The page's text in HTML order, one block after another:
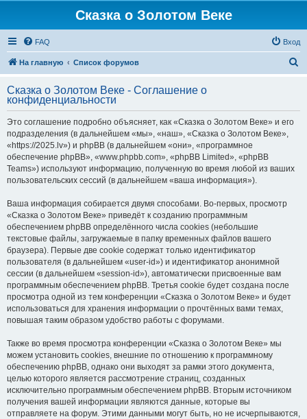
Сказка о Золотом Веке
FAQ Вход
На главную Список форумов
с
Сказка о Золотом Веке - Соглашение о
конфиденциальности
Это соглашение подробно объясняет, как «Сказка о Золотом Веке» и его
подразделения (в дальнейшем «мы», «наш», «Сказка о Золотом Веке»,
«https://2025.lv») и phpBB (в дальнейшем «они», «программное
обеспечение phpBB», «www.phpbb.com», «phpBB Limited», «phpBB
Teams») используют информацию, полученную во время любой из ваших
пользовательских сессий (в дальнейшем «ваша информация»).
Ваша информация собирается двумя способами. Во-первых, просмотр
«Сказка о Золотом Веке» приведёт к созданию программным
обеспечением phpBB определённого числа cookies (небольшие
текстовые файлы, загружаемые в папку временных файлов вашего
браузера). Первые две cookie содержат только идентификатор
пользователя (в дальнейшем «user-id») и идентификатор анонимной
сессии (в дальнейшем «session-id»), автоматически присвоенные вам
программным обеспечением phpBB. Третья cookie будет создана после
просмотра одной из тем конференции «Сказка о Золотом Веке» и будет
использоваться для хранения информации о прочтённых вами темах,
повышая таким образом удобство работы с форумами.
Также во время просмотра конференции «Сказка о Золотом Веке» мы
можем установить cookies, внешние по отношению к программному
обеспечению phpBB, однако они выходят за рамки этого документа,
целью которого является рассмотрение страниц, созданных
исключительно программным обеспечением phpBB. Вторым источником
получения вашей информации являются данные, которые вы
отправляете на форум. Этими данными могут быть, но не исчерпываются,